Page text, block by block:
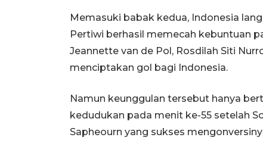
Memasuki babak kedua, Indonesia
Pertiwi berhasil memecah kebuntuan
Jeannette van de Pol, Rosdilah Siti
menciptakan gol bagi Indonesia.
Namun keunggulan tersebut hanya
kedudukan pada menit ke-55 setelah
Sapheourn yang sukses